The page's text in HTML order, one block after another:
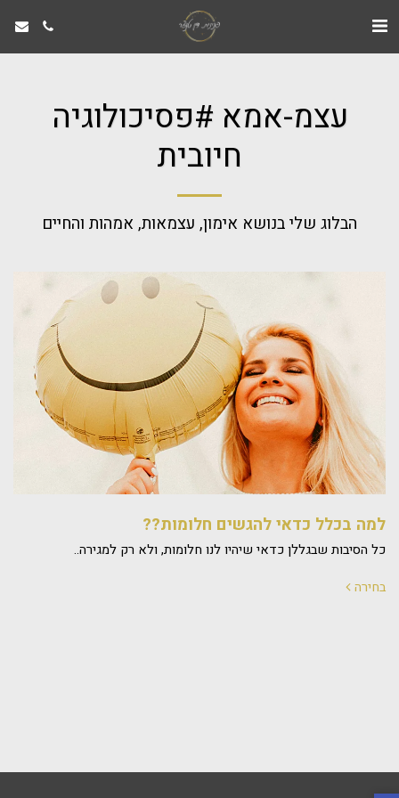
עצמ-אמא #פסיכולוגיה
חיובית
הבלוג שלי בנושא אימון, עצמאות, אמהות והחיים
למה בכלל כדאי להגשים חלומות??
כל הסיבות שבגללן כדאי שיהיו לנו חלומות, ולא רק למגירה..
בחירה